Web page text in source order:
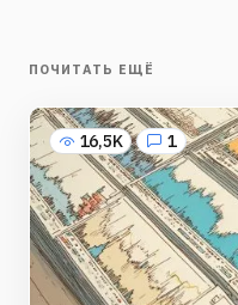
ПОЧИТАТЬ ЕЩЁ
16,5K 1